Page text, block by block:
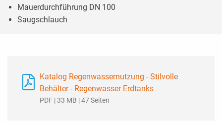
Mauerdurchführung DN 100
Saugschlauch
Katalog Regenwassernutzung - Stilvolle
Behälter - Regenwasser Erdtanks
PDF | 33 MB | 47 Seiten